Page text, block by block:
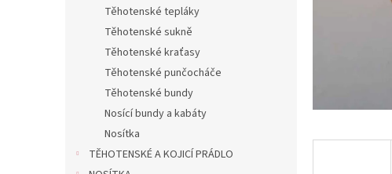
Těhotenské tepláky
Těhotenské sukně
Těhotenské kraťasy
Těhotenské punčocháče
Těhotenské bundy
Nosící bundy a kabáty
Nosítka
TĚHOTENSKÉ A KOJICÍ PRÁDLO